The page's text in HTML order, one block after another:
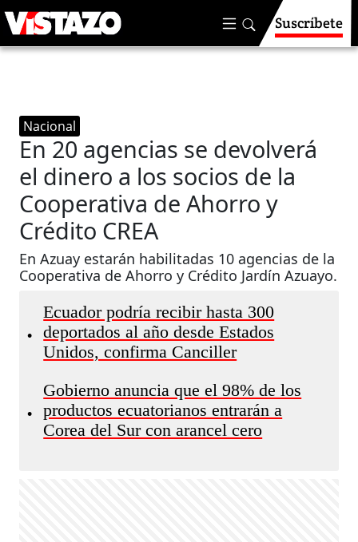
Suscríbete
Nacional
En 20 agencias se devolverá
el dinero a los socios de la
Cooperativa de Ahorro y
Crédito CREA
En Azuay estarán habilitadas 10 agencias de la
Cooperativa de Ahorro y Crédito Jardín Azuayo.
•
Ecuador podría recibir hasta 300
deportados al año desde Estados
Unidos, confirma Canciller
•
Gobierno anuncia que el 98% de los
productos ecuatorianos entrarán a
Corea del Sur con arancel cero